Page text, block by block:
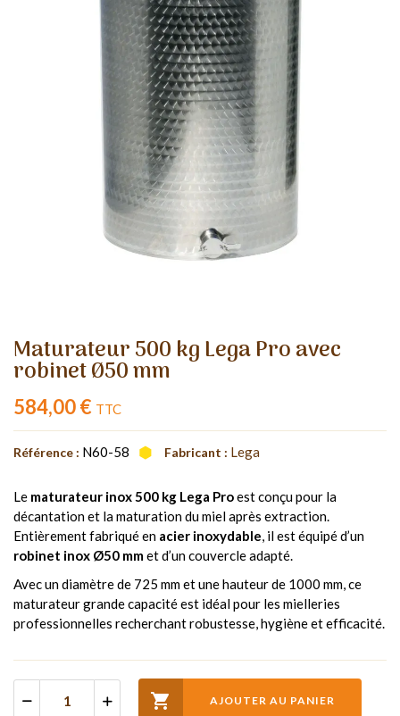
Maturateur 500 kg Lega Pro avec
robinet Ø50 mm
584,00 € TTC
Référence : N60-58 Fabricant : Lega
Le maturateur inox 500 kg Lega Proest conçu pour la
décantation et la maturation du miel après extraction.
Entièrement fabriqué en acier inoxydable, il est équipé d’un
robinet inox Ø50 mmet d’un couvercle adapté.
Avec un diamètre de 725 mm et une hauteur de 1000 mm, ce
maturateur grande capacité est idéal pour les mielleries
professionnelles recherchant robustesse, hygiène et efficacité.
 AJOUTER AU PANIER